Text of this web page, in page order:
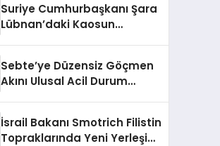
Yoğunlaştı
Suriye Cumhurbaşkanı Şara
Lübnan’daki Kaosun
Konuştu
Sebte’ye Düzensiz Göçmen
Akını Ulusal Acil Durum
İsrail Bakanı Smotrich Filistin
Topraklarında Yeni Yerleşim